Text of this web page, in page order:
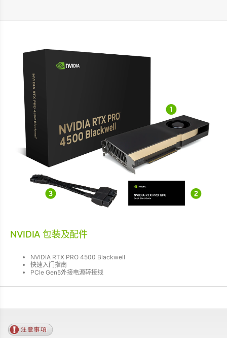
NVIDIA 包装及配件
NVIDIA RTX PRO 4500 Blackwell
快速入门指南
PCIe Gen5外接电源转接线